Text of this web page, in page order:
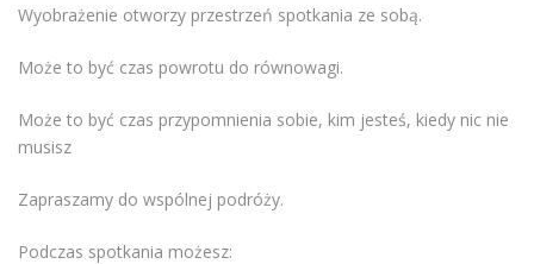
Wyobrażenie otworzy przestrzeń spotkania ze sobą.
Może to być czas powrotu do równowagi.
Może to być czas przypomnienia sobie, kim jesteś, kiedy nic nie
musisz
Zapraszamy do wspólnej podróży.
Podczas spotkania możesz: